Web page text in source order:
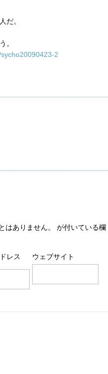
だ。
。
2
はありません。 が付いている欄
レス ウェブサイト